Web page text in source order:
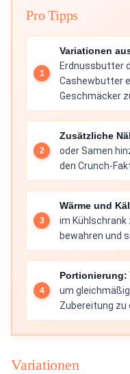
Pro Tipps
Variationen
Erdnussbutter
Cashewbutter
Geschmäcker
Zusätzliche
oder Samen
den Crunch-
Wärme und
im Kühlschrank
bewahren und
Portionierung:
um
Zubereitung zu
Variationen